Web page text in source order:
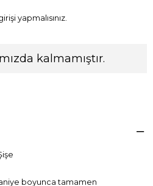
yapmalısınız.
kalmamıştır.
boyunca tamamen